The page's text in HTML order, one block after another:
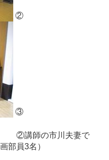
②
③
②講師の市川夫妻で
3名）